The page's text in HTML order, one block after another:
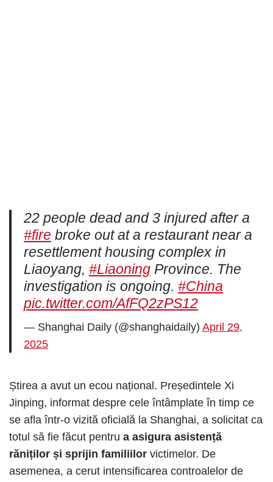
22 people dead and 3 injured after a
#fire broke out at a restaurant near a
resettlement housing complex in
Liaoyang, #Liaoning Province. The
investigation is ongoing. #China
pic.twitter.com/AfFQ2zPS12
— Shanghai Daily (@shanghaidaily) April 29,
2025
Știrea a avut un ecou național. Președintele Xi
Jinping, informat despre cele întâmplate în timp ce
se afla într-o vizită oficială la Shanghai, a solicitat ca
totul să fie făcut pentru a asigura asistență
răniților și sprijin familiilor victimelor. De
asemenea, a cerut intensificarea controalelor de